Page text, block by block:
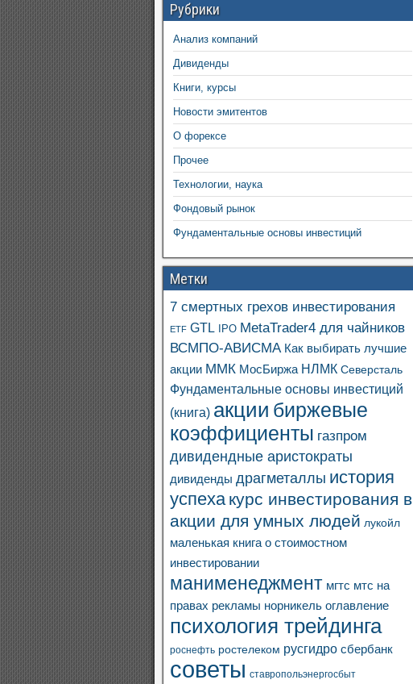
Рубрики
Анализ компаний
Дивиденды
Книги, курсы
Новости эмитентов
О форексе
Прочее
Технологии, наука
Фондовый рынок
Фундаментальные основы инвестиций
Метки
7 смертных грехов инвестирования
ETF GTL IPO MetaTrader4 для чайников
ВСМПО-АВИСМА Как выбирать лучшие
акции ММК МосБиржа НЛМК Северсталь
Фундаментальные основы инвестиций
(книга) акции биржевые
коэффициенты газпром
дивидендные аристократы
дивиденды драгметаллы история
успеха курс инвестирования в
акции для умных людей лукойл
маленькая книга о стоимостном
инвестировании
манименеджмент мгтс мтс на
правах рекламы норникель оглавление
психология трейдинга
роснефть ростелеком русгидро сбербанк
советы ставропольэнергосбыт